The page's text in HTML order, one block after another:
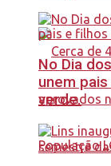
No Dia
unem
verde.